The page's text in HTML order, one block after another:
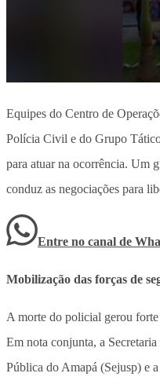
Equipes do Centro de
Polícia Civil e do Grupo
para atuar na ocorrência. Um
conduz as negociações para
Entre no canal de
Mobilização das forças de
A morte do policial gerou forte
Em nota conjunta, a
Pública do Amapá (Sejusp) e